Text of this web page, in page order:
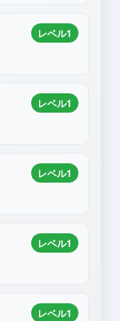
レベル1
レベル1
レベル1
レベル1
レベル1